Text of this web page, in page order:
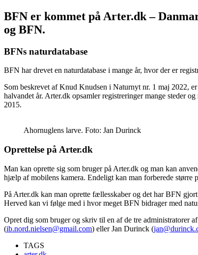
BFN er kommet på Arter.dk –
og BFN.
BFNs naturdatabase
BFN har drevet en naturdatabase i mange år, hvor der er
Som beskrevet af Knud Knudsen i Naturnyt nr. 1 maj 2022,
halvandet år. Arter.dk opsamler registreringer mange steder
2015.
Ahornuglens larve. Foto: Jan Durinck
Oprettelse på Arter.dk
Man kan oprette sig som bruger på Arter.dk og man kan
hjælp af mobilens kamera. Endeligt kan man forberede større
På Arter.dk kan man oprette fællesskaber og det har BFN
Herved kan vi følge med i hvor meget BFN bidrager med
Opret dig som bruger og skriv til en af de tre administratorer
(ib.nord.nielsen@gmail.com) eller Jan Durinck (
TAGS